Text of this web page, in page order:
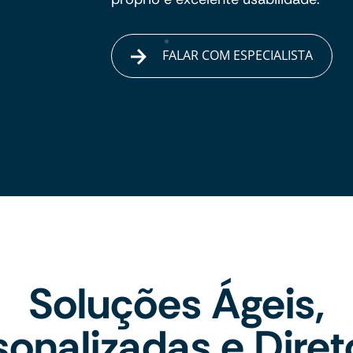
FALAR COM ESPECIALISTA
Soluções Ágeis,